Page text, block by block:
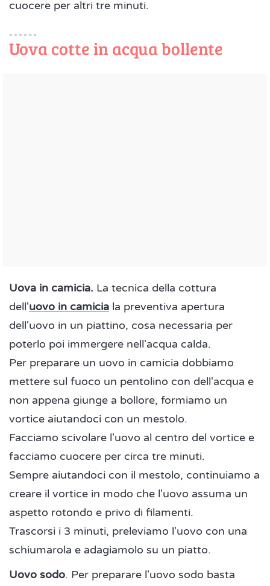
cuocere per altri tre minuti.
Uova cotte in acqua bollente
Uova in camicia. La tecnica della cottura
dell'uovo in camicia la preventiva apertura
dell'uovo in un piattino, cosa necessaria per
poterlo poi immergere nell'acqua calda.
Per preparare un uovo in camicia dobbiamo
mettere sul fuoco un pentolino con dell'acqua e
non appena giunge a bollore, formiamo un
vortice aiutandoci con un mestolo.
Facciamo scivolare l'uovo al centro del vortice e
facciamo cuocere per circa tre minuti.
Sempre aiutandoci con il mestolo, continuiamo a
creare il vortice in modo che l'uovo assuma un
aspetto rotondo e privo di filamenti.
Trascorsi i 3 minuti, preleviamo l'uovo con una
schiumarola e adagiamolo su un piatto.
Uovo sodo. Per preparare l'uovo sodo basta